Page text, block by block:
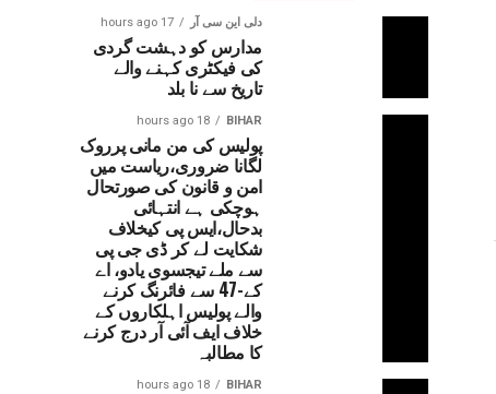
دلی این سی آر 17 hours ago
مدارس کو دہشت گردی
کی فیکٹری کہنے والے
تاریخ سے نا بلد
BIHAR
18 hours ago
پولیس کی من مانی پرروک
لگانا ضروری،ریاست میں
امن و قانون کی صورتحال
ہوچکی ہے انتہائی
بدحال،ایس پی کیخلاف
شکایت لے کر ڈی جی پی
سے ملے تیجسوی یادو، اے
کے-47 سے فائرنگ کرنے
والے پولیس اہلکاروں کے
خلاف ایف آئی آر درج کرنے
کا مطالبہ
BIHAR
18 hours ago